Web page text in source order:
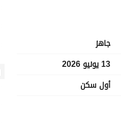
جاهز
13 يونيو 2026
أول سكن